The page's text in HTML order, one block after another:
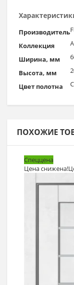
Производитель
Коллекция
Ширина, мм
Высота, мм
Цвет полотна
ПОХОЖИЕ
Спеццена
Цена снижена!